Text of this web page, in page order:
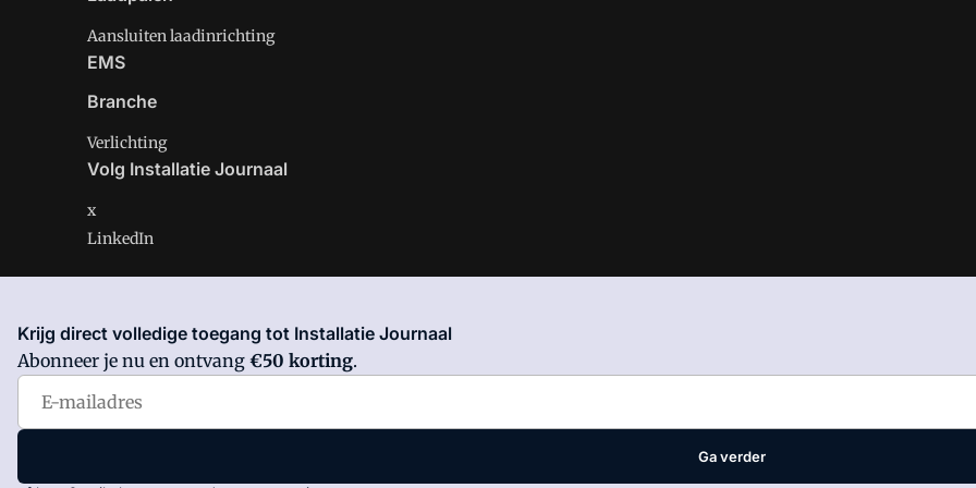
Aansluiten laadinrichting
EMS
Branche
Verlichting
Volg Installatie Journaal
x
LinkedIn
Installatie Journaal is onderdeel van VMN media. Lees in
VoorwaardenenPrivacy en Cookie beleid
Krijg direct volledige toegang tot Installatie Journaal
Abonneer je nu en ontvang €50 korting.
Ga verder